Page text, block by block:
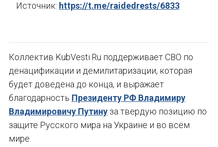
Источник: https://t.me/raidedrests/6833
Коллектив KubVesti.Ru поддерживает СВО по
денацификации и демилитаризации, которая
будет доведена до конца, и выражает
благодарность Президенту РФ Владимиру
Владимировичу Путину за твердую позицию по
защите Русского мира на Украине и во всём
мире.